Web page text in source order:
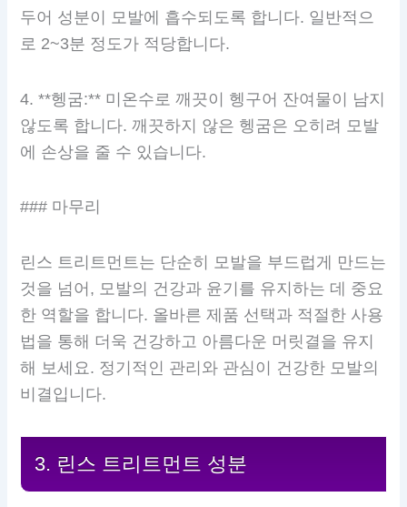
두어 성분이 모발에 흡수되도록 합니다. 일반적으
로 2~3분 정도가 적당합니다.
4. **헹굼:** 미온수로 깨끗이 헹구어 잔여물이 남지
않도록 합니다. 깨끗하지 않은 헹굼은 오히려 모발
에 손상을 줄 수 있습니다.
### 마무리
린스 트리트먼트는 단순히 모발을 부드럽게 만드는
것을 넘어, 모발의 건강과 윤기를 유지하는 데 중요
한 역할을 합니다. 올바른 제품 선택과 적절한 사용
법을 통해 더욱 건강하고 아름다운 머릿결을 유지
해 보세요. 정기적인 관리와 관심이 건강한 모발의
비결입니다.
3. 린스 트리트먼트 성분